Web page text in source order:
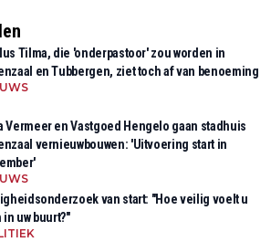
Tilma, die 'onderpastoor' zou worden in
en Tubbergen, ziet toch af van benoeming
Vermeer en Vastgoed Hengelo gaan stadhuis
vernieuwbouwen: 'Uitvoering start in
van start: "Hoe veilig voelt u
in uw buurt?"